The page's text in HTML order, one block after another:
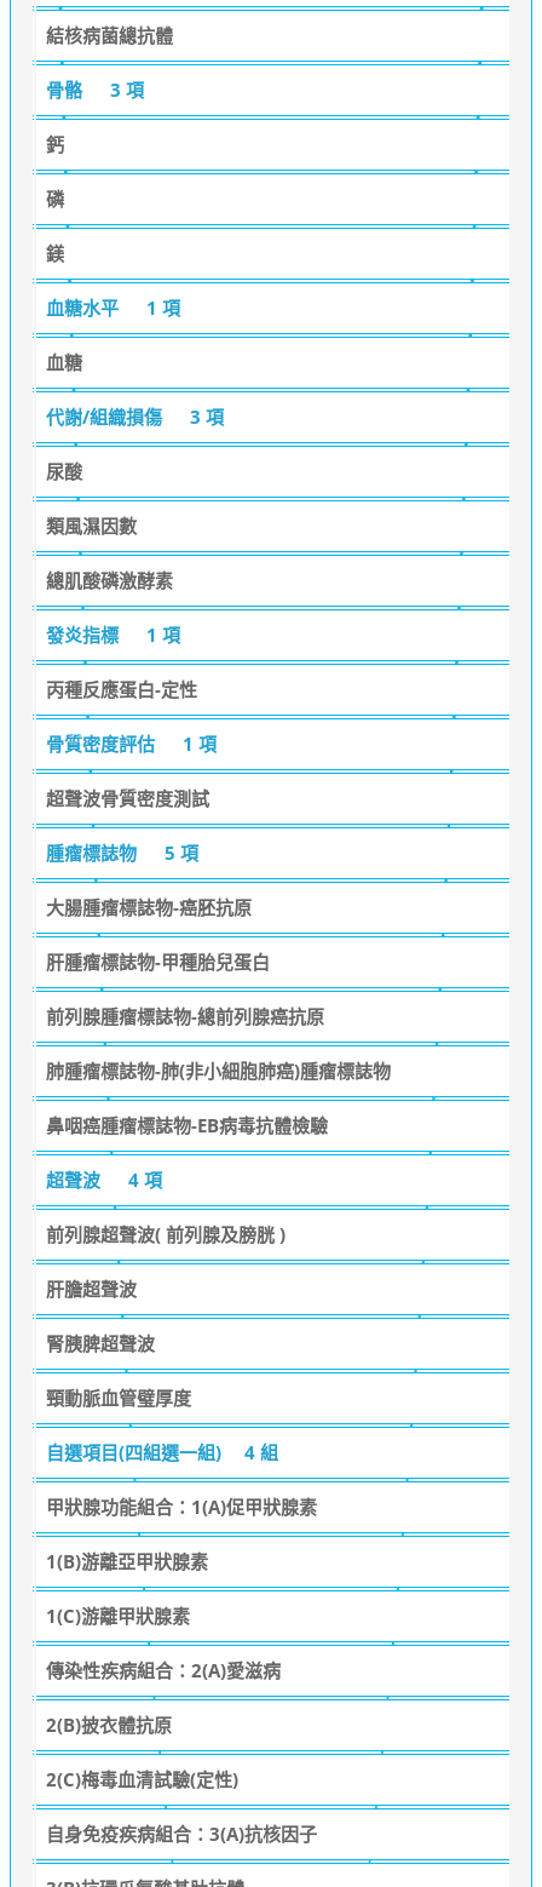
結核病菌總抗體
骨骼 3 項
鈣
磷
鎂
血糖水平 1 項
血糖
代謝/組織損傷 3 項
尿酸
類風濕因數
總肌酸磷激酵素
發炎指標 1 項
丙種反應蛋白-定性
骨質密度評估 1 項
超聲波骨質密度測試
腫瘤標誌物 5 項
大腸腫瘤標誌物-癌胚抗原
肝腫瘤標誌物-甲種胎兒蛋白
前列腺腫瘤標誌物-總前列腺癌抗原
肺腫瘤標誌物-肺(非小細胞肺癌)腫瘤標誌物
鼻咽癌腫瘤標誌物-EB病毒抗體檢驗
超聲波 4 項
前列腺超聲波( 前列腺及膀胱 )
肝膽超聲波
腎胰脾超聲波
頸動脈血管璧厚度
自選項目(四組選一組) 4 組
甲狀腺功能組合：1(A)促甲狀腺素
1(B)游離亞甲狀腺素
1(C)游離甲狀腺素
傳染性疾病組合：2(A)愛滋病
2(B)披衣體抗原
2(C)梅毒血清試驗(定性)
自身免疫疾病組合：3(A)抗核因子